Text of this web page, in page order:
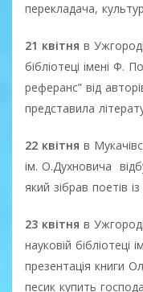
перекладача,
21 квітня в
бібліотеці імені Ф.
реферанс” від
представила
22 квітня в
ім. О.Духновича
який зібрав поетів
23 квітня в
науковій бібліотеці
презентація книги
песик купить